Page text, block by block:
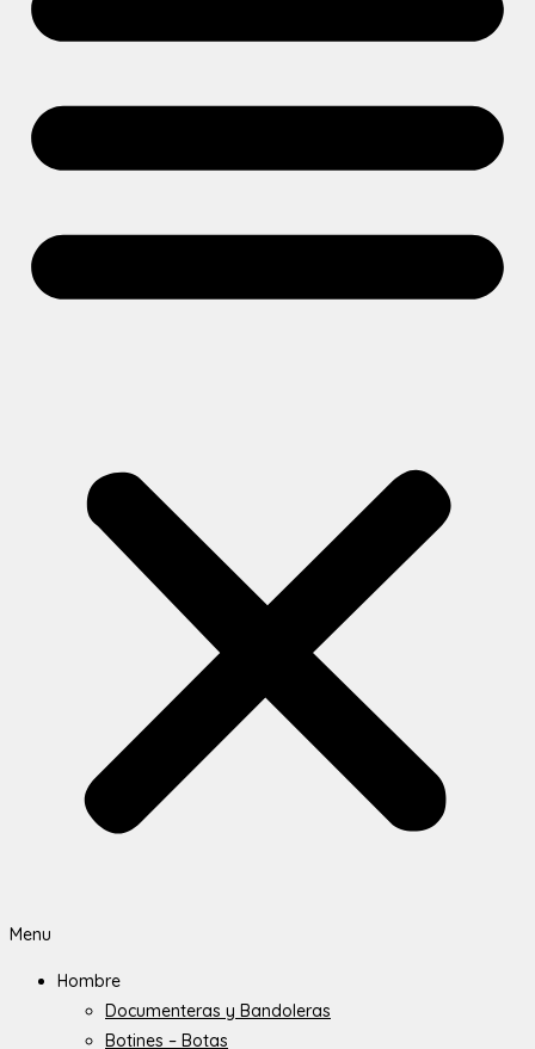
Menu
Hombre
Documenteras y Bandoleras
Botines – Botas